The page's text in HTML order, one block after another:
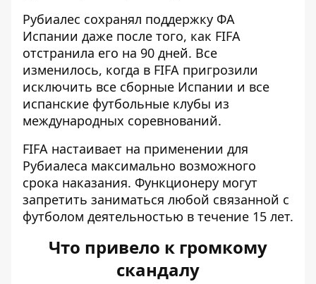
Рубиалес сохранял поддержку ФА
Испании даже после того, как FIFA
отстранила его на 90 дней. Все
изменилось, когда в FIFA пригрозили
исключить все сборные Испании и все
испанские футбольные клубы из
международных соревнований.
FIFA настаивает на применении для
Рубиалеса максимально возможного
срока наказания. Функционеру могут
запретить заниматься любой связанной с
футболом деятельностью в течение 15 лет.
Что привело к громкому
скандалу